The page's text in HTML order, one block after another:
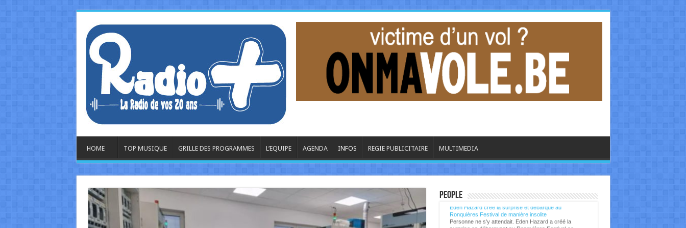
HOME TOP MUSIQUE GRILLE DES PROGRAMMES L’EQUIPE AGENDA INFOS REGIE PUBLICITAIRE MULTIMEDIA
People
Ronquières Festival de manière insolite
Personne ne s'y attendait. Eden Hazard a créé la
surprise en débarquant au Ronquières Festival ce